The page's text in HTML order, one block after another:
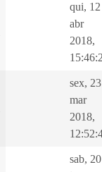
qui, 12
abr
2018,
sex, 23
mar
2018,
sab, 20